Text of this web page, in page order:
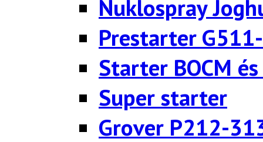
Nuklospray
Prestarter
Starter BOCM
Super starter
Grover P212-